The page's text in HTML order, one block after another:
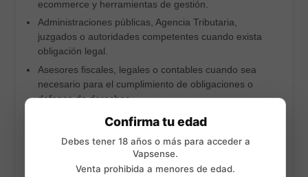
ecommerce y herramientas de gestión.
Administraciones públicas, Agencia Tributaria,
juzgados o autoridades competentes cuando exista
obligación legal.
Asesores fiscales, legales o contables cuando sea
necesario para el cumplimiento de obligaciones o
defensa de derechos.
VAPSENSATION S.L. no vende tus datos personales a
Confirma tu edad
Debes tener 18 años o más para acceder a
Vapsense.
Venta prohibida a menores de edad.